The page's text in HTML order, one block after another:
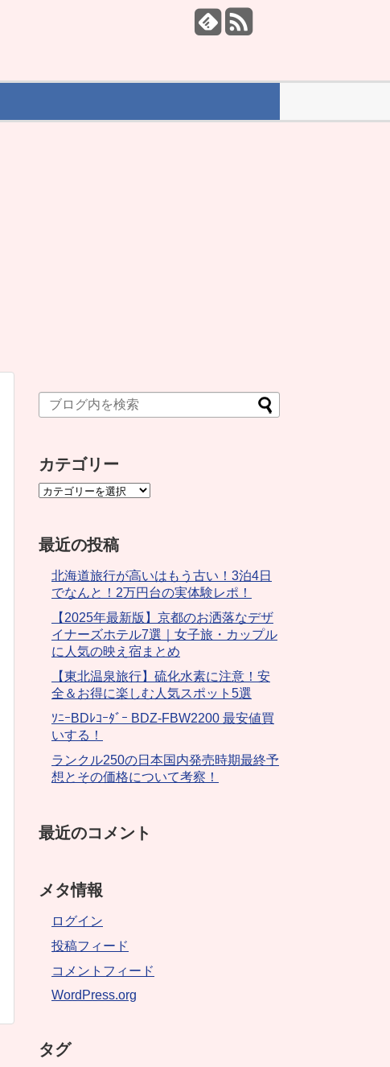
カテゴリー
最近の投稿
北海道旅行が高いはもう古い！3泊4日
でなんと！2万円台の実体験レポ！
【2025年最新版】京都のお洒落なデザ
イナーズホテル7選｜女子旅・カップル
に人気の映え宿まとめ
【東北温泉旅行】硫化水素に注意！安
全＆お得に楽しむ人気スポット5選
ｿﾆｰBDﾚｺｰﾀﾞｰ BDZ-FBW2200 最安値買
いする！
ランクル250の日本国内発売時期最終予
想とその価格について考察！
最近のコメント
メタ情報
ログイン
投稿フィード
コメントフィード
WordPress.org
タグ